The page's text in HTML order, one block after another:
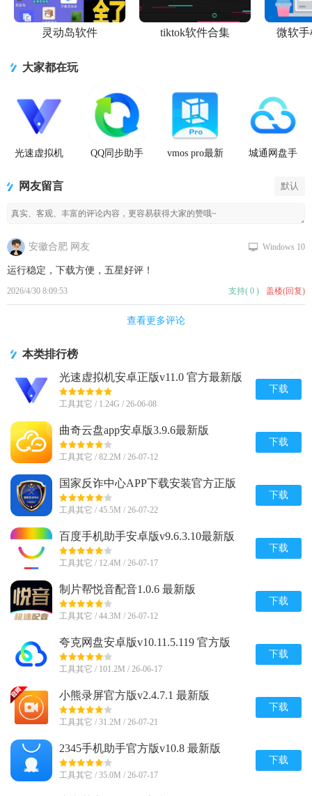
灵动岛软件 tiktok软件合集 微软手
大家都在玩
光速虚拟机
QQ同步助手
vmos pro最新
城通网盘手
网友留言 默认
安徽合肥 网友
2026/4/30 8:09:53
运行稳定，下载方便，五星好评！
Windows 10
支持( 0 ) 盖楼(回复)
查看更多评论
本类排行榜
光速虚拟机安卓正版v11.0 官方最新版
【64位】
工具其它 / 1.24G / 26-06-08
下载
曲奇云盘app安卓版3.9.6最新版
工具其它 / 82.2M / 26-07-12
下载
国家反诈中心APP下载安装官方正版
v2.0.25
工具其它 / 45.5M / 26-07-22
下载
百度手机助手安卓版v9.6.3.10最新版
工具其它 / 12.4M / 26-07-17
下载
制片帮悦音配音1.0.6 最新版
工具其它 / 44.3M / 26-07-12
下载
夸克网盘安卓版v10.11.5.119 官方版
工具其它 / 101.2M / 26-06-17
下载
小熊录屏官方版v2.4.7.1 最新版
工具其它 / 31.2M / 26-07-21
下载
2345手机助手官方版v10.8 最新版
工具其它 / 35.0M / 26-07-17
下载